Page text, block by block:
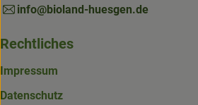
info@bioland-huesgen.de
Rechtliches
Impressum
Datenschutz